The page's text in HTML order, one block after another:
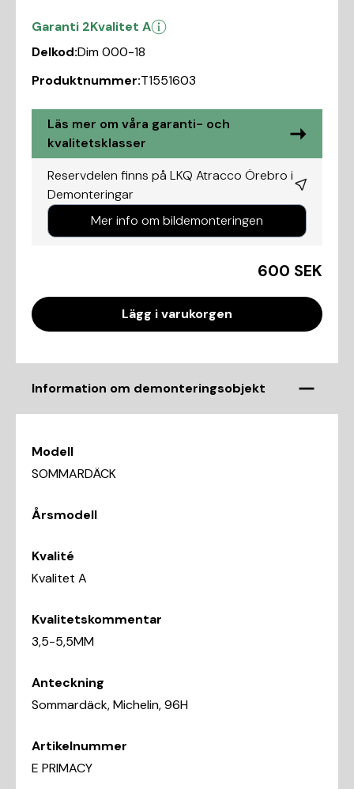
Garanti 2Kvalitet A
Delkod:Dim 000-18
Produktnummer:T1551603
Läs mer om våra garanti- och
kvalitetsklasser
Reservdelen finns på LKQ Atracco Örebro i
Demonteringar
Mer info om bildemonteringen
600 SEK
Lägg i varukorgen
Information om demonteringsobjekt
Modell
SOMMARDÄCK
Årsmodell
Kvalité
Kvalitet A
Kvalitetskommentar
3,5-5,5MM
Anteckning
Sommardäck, Michelin, 96H
Artikelnummer
E PRIMACY